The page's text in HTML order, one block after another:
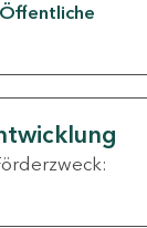
Öffentliche